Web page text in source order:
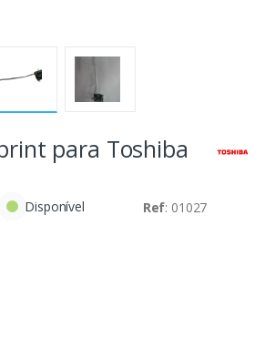
para Toshiba
Disponível Ref: 01027